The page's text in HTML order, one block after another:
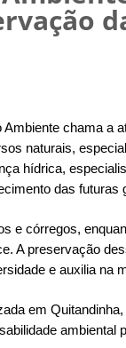
chama a
naturais,
hídrica,
das futuras
e córregos,
A preservação
e auxilia na
em
ambiental